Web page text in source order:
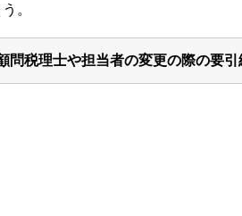
。
問税理士や担当者の変更の際の要引